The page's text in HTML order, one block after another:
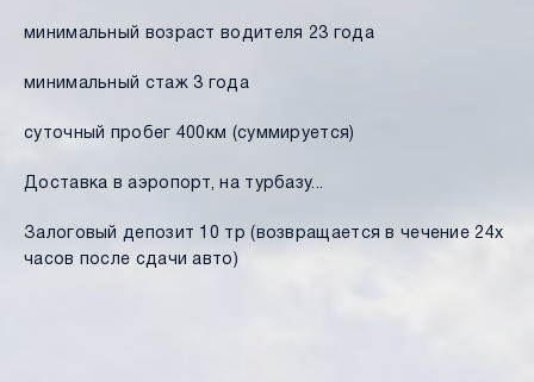
минимальный возраст водителя 23 года
минимальный стаж 3 года
суточный пробег 400км (суммируется)
Доставка в аэропорт, на турбазу...
Залоговый депозит 10 тр (возвращается в чечение 24х
часов после сдачи авто)